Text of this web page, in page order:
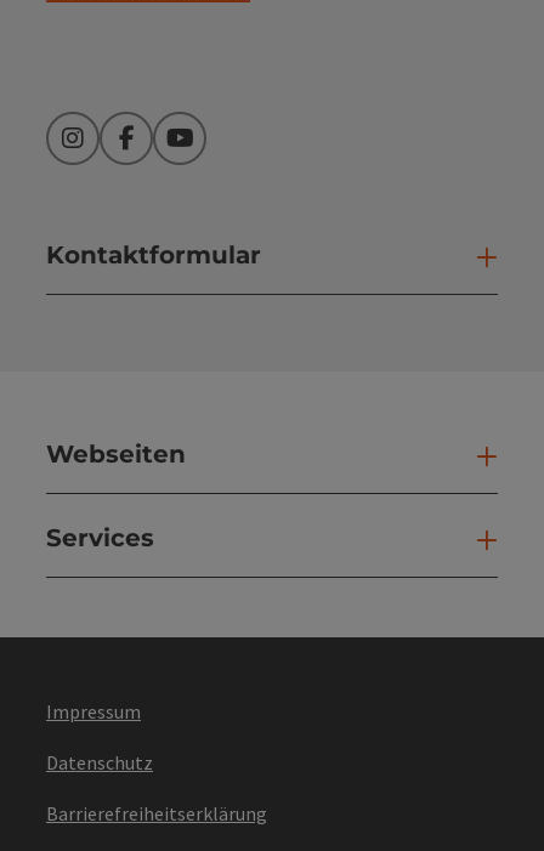
InstagramFacebookYouTube
Kontaktformular
Webseiten
Services
Impressum
Datenschutz
Barrierefreiheitserklärung